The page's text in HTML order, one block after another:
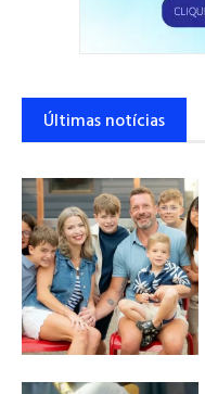
Últimas notícias